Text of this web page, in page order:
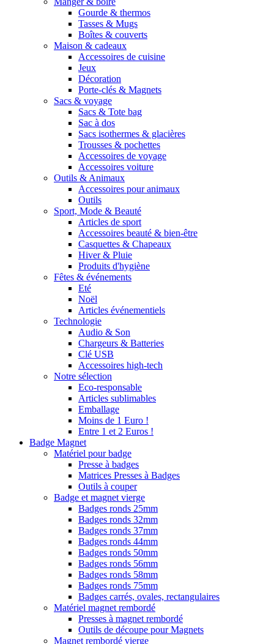
Gourde & thermos
Tasses & Mugs
Boîtes & couverts
Maison & cadeaux
Accessoires de cuisine
Jeux
Décoration
Porte-clés & Magnets
Sacs & voyage
Sacs & Tote bag
Sac à dos
Sacs isothermes & glacières
Trousses & pochettes
Accessoires de voyage
Accessoires voiture
Outils & Animaux
Accessoires pour animaux
Outils
Sport, Mode & Beauté
Articles de sport
Accessoires beauté & bien-être
Casquettes & Chapeaux
Hiver & Pluie
Produits d'hygiène
Fêtes & événements
Eté
Noël
Articles événementiels
Technologie
Audio & Son
Chargeurs & Batteries
Clé USB
Accessoires high-tech
Notre sélection
Eco-responsable
Articles sublimables
Emballage
Moins de 1 Euro !
Entre 1 et 2 Euros !
Badge Magnet
Matériel pour badge
Presse à badges
Matrices Presses à Badges
Outils à couper
Badge et magnet vierge
Badges ronds 25mm
Badges ronds 32mm
Badges ronds 37mm
Badges ronds 44mm
Badges ronds 50mm
Badges ronds 56mm
Badges ronds 58mm
Badges ronds 75mm
Badges carrés, ovales, rectangulaires
Matériel magnet rembordé
Presses à magnet rembordé
Outils de découpe pour Magnets
Magnet rembordé vierge